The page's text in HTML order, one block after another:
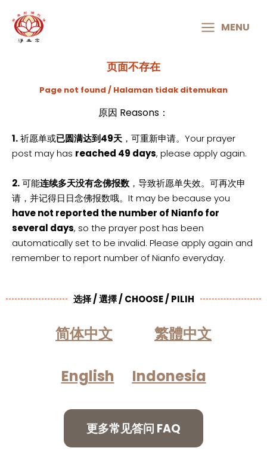
MENU
MENU
页面不存在
Page not found / Halaman tidak ditemukan
原因 Reasons：
1.祈愿单或已圆满达到49天 ，可重新申请。Your prayer
post may has reached 49 days, please apply again.
2.可能连续多天没有念佛报数 ，导致祈愿单失效。可再次申
请，并记得日日念佛报数哦。It may be because you
have not reported the number of Nianfo for
several days, so the prayer post has been
automatically set to be invalid. Please apply again and
remember to report number of Nianfo everyday.
选择 / 選擇 / CHOOSE / PILIH
简体中文 繁體中文
English Indonesia
更多常见答问 FAQ